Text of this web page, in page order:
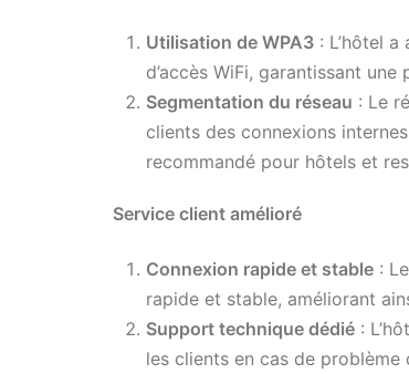
Utilisation de WPA3 : L’hôtel
d’accès WiFi, garantissant
Segmentation du réseau : Le
clients des connexions
recommandé pour hôtels et
Service client amélioré
Connexion rapide et stable :
rapide et stable, améliorant
Support technique dédié :
les clients en cas de problème